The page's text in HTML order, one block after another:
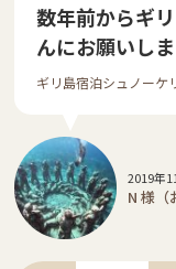
数年前からギ
んにお願いしま
ギリ島宿泊シュノーケ
2019年
N 様（